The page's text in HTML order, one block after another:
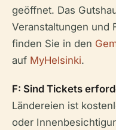
geöffnet. Das
Veranstaltungen und
finden Sie in den
auf MyHelsinki.
F: Sind Tickets
Ländereien ist
oder